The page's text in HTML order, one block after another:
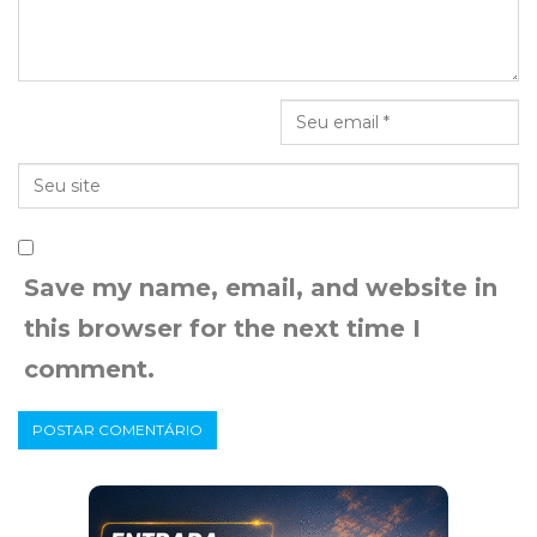
Save my name, email, and website in
this browser for the next time I
comment.